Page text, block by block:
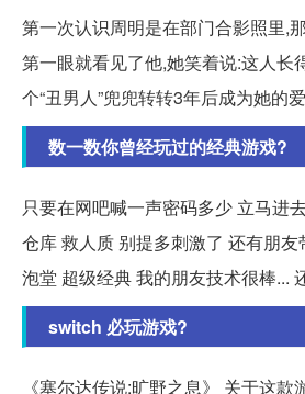
第一次认识周明是在部门合影照里,
第一眼就看见了他,她笑着说:这人长
个“丑男人”兜兜转转3年后成为她的
数一数你曾经玩过的经典游戏?
只要在网吧喊一声密码多少 立马进
仓库 救人质 别提多刺激了 还有朋
泡堂 超级经典 我的朋友技术很棒...
switch 必玩游戏?
《塞尔达传说:旷野之息》 关于这